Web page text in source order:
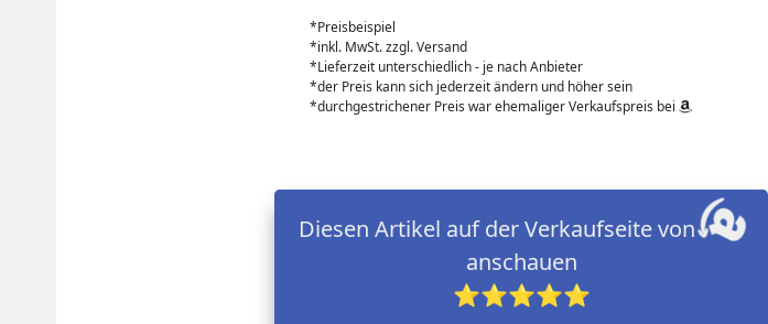
*Preisbeispiel
*inkl. MwSt. zzgl. Versand
*Lieferzeit unterschiedlich - je nach Anbieter
*der Preis kann sich jederzeit ändern und höher sein
*durchgestrichener Preis war ehemaliger Verkaufspreis bei
Diesen Artikel auf der Verkaufseite von
anschauen
⭐⭐⭐⭐⭐